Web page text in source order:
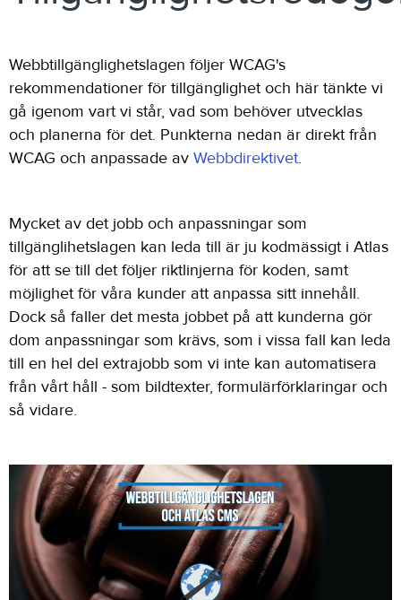
Webbtillgänglighetslagen följer WCAG's
rekommendationer för tillgänglighet och här tänkte vi
gå igenom vart vi står, vad som behöver utvecklas
och planerna för det. Punkterna nedan är direkt från
WCAG och anpassade av Webbdirektivet.
Mycket av det jobb och anpassningar som
tillgänglihetslagen kan leda till är ju kodmässigt i Atlas
för att se till det följer riktlinjerna för koden, samt
möjlighet för våra kunder att anpassa sitt innehåll.
Dock så faller det mesta jobbet på att kunderna gör
dom anpassningar som krävs, som i vissa fall kan leda
till en hel del extrajobb som vi inte kan automatisera
från vårt håll - som bildtexter, formulärförklaringar och
så vidare.